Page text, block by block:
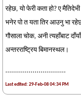
रहेछ, यो फेरी कता हो? ए
भनेर पो त यता तिर आउनु भा
गौसाला चोक, अनी त्यहाँबाट
अन्तरराष्ट्रिय बिमानस्थल।
...............................
Last edited: 29-Feb-08 04:34 PM